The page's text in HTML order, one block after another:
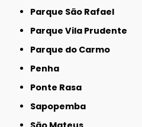
Parque São Rafael
Parque Vila Prudente
Parque do Carmo
Penha
Ponte Rasa
Sapopemba